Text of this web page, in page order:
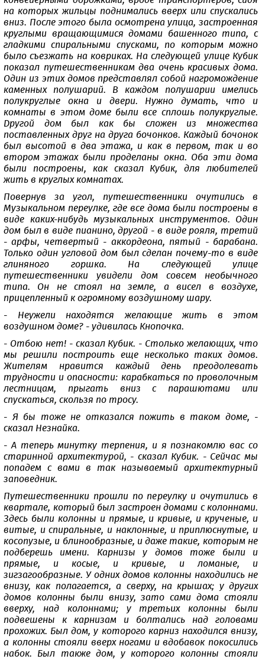
на которых жильцы поднимались вверх или спускались
вниз. После этого была осмотрена улица, застроенная
круглыми вращающимися домами башенного типа, с
гладкими спиральными спусками, по которым можно
было съезжать на ковриках. На следующей улице Кубик
показал путешественникам два очень красивых дома.
Один из этих домов представлял собой нагромождение
каменных полушарий. В каждом полушарии имелись
полукруглые окна и двери. Нужно думать, что и
комнаты в этом доме были все сплошь полукруглые.
Другой дом был как бы сложен из множества
поставленных друг на друга бочонков. Каждый бочонок
был высотой в два этажа, и как в первом, так и во
втором этажах были проделаны окна. Оба эти дома
были построены, как сказал Кубик, для любителей
жить в круглых комнатах.
Повернув за угол, путешественники очутились в
Музыкальном переулке, где все дома были построены в
виде каких-нибудь музыкальных инструментов. Один
дом был в виде пианино, другой - в виде рояля, третий
- арфы, четвертый - аккордеона, пятый - барабана.
Только один угловой дом был сделан почему-то в виде
глиняного горшка. На следующей улице
путешественники увидели дом совсем необычного
типа. Он не стоял на земле, а висел в воздухе,
прицепленный к огромному воздушному шару.
- Неужели находятся желающие жить в этом
воздушном доме? - удивилась Кнопочка.
- Отбою нет! - сказал Кубик. - Столько желающих, что
мы решили построить еще несколько таких домов.
Жителям нравится каждый день преодолевать
трудности и опасности: карабкаться по проволочным
лестницам, прыгать вниз с парашютами или
спускаться, скользя по тросу.
- Я бы тоже не отказался пожить в таком доме, -
сказал Незнайка.
- А теперь минутку терпения, и я познакомлю вас со
старинной архитектурой, - сказал Кубик. - Сейчас мы
попадем с вами в так называемый архитектурный
заповедник.
Путешественники прошли по переулку и очутились в
квартале, который был застроен домами с колоннами.
Здесь были колонны и прямые, и кривые, и крученые, и
витые, и спиральные, и наклонные, и приплюснутые, и
косопузые, и блинообразные, и даже такие, которым не
подберешь имени. Карнизы у домов тоже были и
прямые, и косые, и кривые, и ломаные, и
зигзагообразные. У одних домов колонны находились не
внизу, как полагается, а сверху, на крышах; у других
домов колонны были внизу, зато сами дома стояли
вверху, над колоннами; у третьих колонны были
подвешены к карнизам и болтались над головами
прохожих. Был дом, у которого карниз находился внизу,
а колонны стояли вверх ногами и вдобавок покосились
набок. Был также дом, у которого колонны стояли